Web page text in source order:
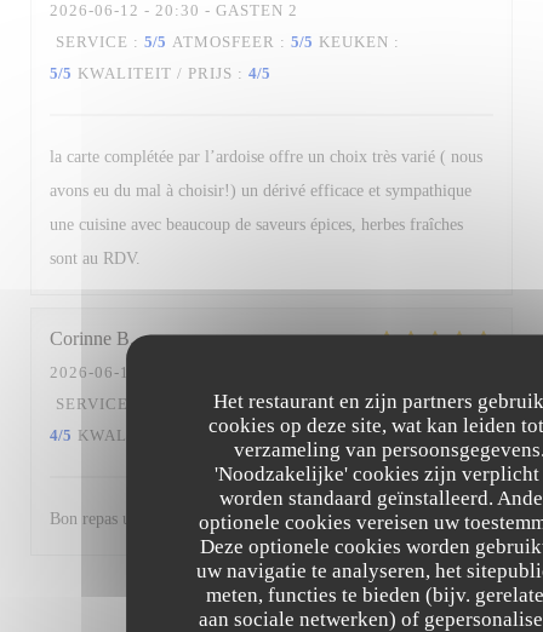
Het restaurant en zijn partners
cookies op deze site, wat kan leiden
verzameling van
'Noodzakelijke' cookies zijn verplicht
worden standaard geïnstalleerd.
optionele cookies vereisen uw
Deze optionele cookies worden
uw navigatie te analyseren, het
meten, functies te bieden (bijv.
aan sociale netwerken) of
2026-06-12 - 20:30 - GASTEN 2
SERVICE : 5/5 ATMOSFEER : 5/5 KEUKEN :
5/5 KWALITEIT / PRIJS : 4/5
la carte complétée par l’ardoise offre un choix très varié ( nous
avons eu du mal à choisir!) un dérivé efficace et sympathique
une cuisine avec beaucoup de saveurs épices, herbes fraîches
sont au RDV.
Corinne B
2026-06-10
SERVICE
ATMOSFEER: 4/5 KEUKEN:
4/5 KWALITEIT / PRIJS: 5/5
Bon repas un midi.Service efficace agréable et attentionné.
1 2 3